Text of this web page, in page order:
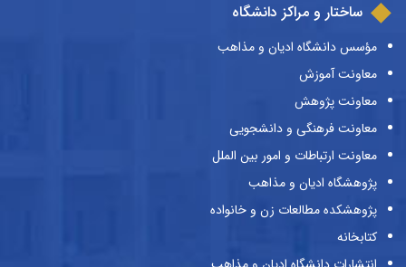
ساختار و مراکز دانشگاه
مؤسس دانشگاه ادیان و مذاهب
معاونت آموزش
معاونت پژوهش
معاونت فرهنگی و دانشجویی
معاونت ارتباطات و امور بین الملل
پژوهشگاه ادیان و مذاهب
پژوهشکده مطالعات زن و خانواده
کتابخانه